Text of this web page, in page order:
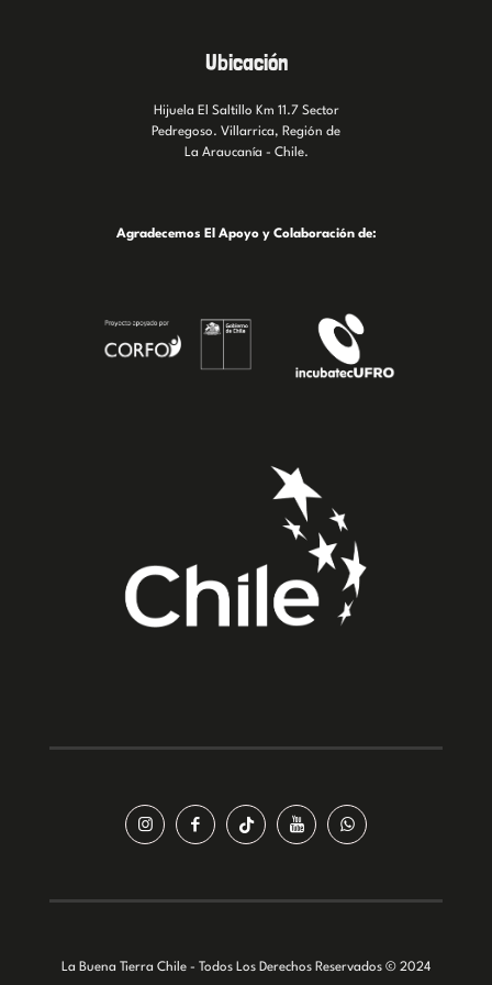
Ubicación
Hijuela El Saltillo Km 11.7 Sector
Pedregoso. Villarrica, Región de
La Araucanía - Chile.
Agradecemos El Apoyo y Colaboración de:
La Buena Tierra Chile - Todos Los Derechos Reservados © 2024